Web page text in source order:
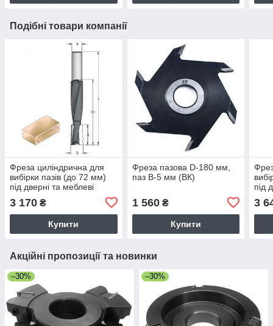
Подібні товари компанії
Фреза циліндрична для
вибірки пазів (до 72 мм)
під дверні та меблеві
хвостовик = 12 мм
3 170 ₴
Купити
Фреза пазова D-180 мм,
паз В-5 мм (ВК)
1 560₴
Купити
під
3
Акційні пропозиції та новинки
–30% –30%